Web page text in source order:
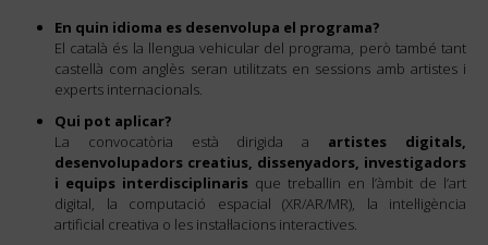
En quin idioma es desenvolupa el programa?
El català és la llengua vehicular del programa, però també tant
castellà com anglès seran utilitzats en sessions amb artistes i
experts internacionals.
Qui pot aplicar?
La convocatòria està dirigida a artistes digitals,
desenvolupadors creatius, dissenyadors, investigadors
i equips interdisciplinaris que treballin en l’àmbit de l’art
digital, la computació espacial (XR/AR/MR), la intel·ligència
artificial creativa o les instal·lacions interactives.